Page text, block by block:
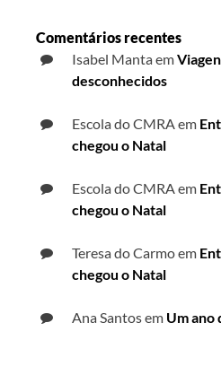
Comentários recentes
Isabel Mantaem
desconhecidos
Escola do CMRA em
chegou o Natal
Escola do CMRA em
chegou o Natal
Teresa do Carmoem
chegou o Natal
Ana Santosem Um ano